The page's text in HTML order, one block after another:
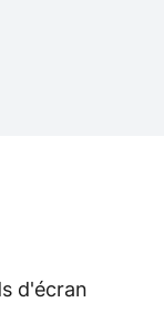
d'écran